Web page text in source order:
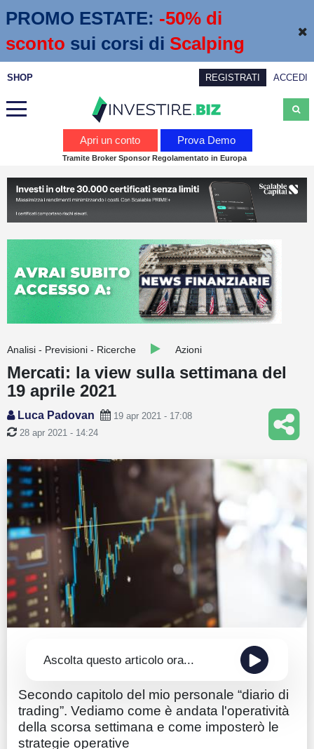
PROMO ESTATE: -50% di
sconto sui corsi di Scalping
SHOP REGISTRATI ACCEDI
Calendario economico
Webinar
Trading
Education
Quotazioni
Conto IG
Guru Monitor
Altro
Apri un conto Prova Demo
Tramite Broker Sponsor Regolamentato in Europa
Analisi - Previsioni - Ricerche Azioni
Mercati: la view sulla settimana del
19 aprile 2021
Luca Padovan
19 apr 2021 - 17:08
28 apr 2021 - 14:24
Ascolta questo articolo ora...
Secondo capitolo del mio personale “diario di
trading”. Vediamo come è andata l'operatività
della scorsa settimana e come imposterò le
strategie operative